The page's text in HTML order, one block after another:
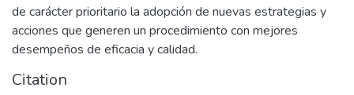
de carácter prioritario la adopción de nuevas estrategias y
acciones que generen un procedimiento con mejores
desempeños de eficacia y calidad.
Citation